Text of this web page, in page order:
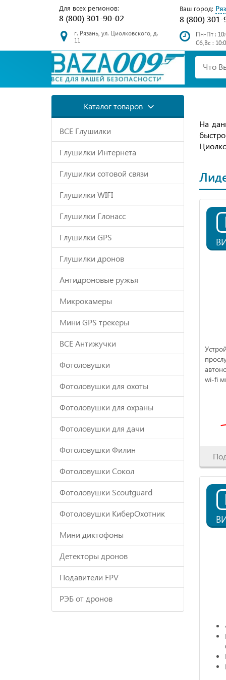
Для всех регионов:
8 (800) 301-90-02
Ваш город:
8 (800) 301-
г. Рязань, ул. Циолковского, д.
11
Пн-Пт :
Сб,Вс :
Каталог товаров
ВСЕ Глушилки
Глушилки Интернета
Глушилки сотовой связи
Глушилки WIFI
Глушилки Глонасс
Глушилки GPS
Глушилки дронов
Антидроновые ружья
Микрокамеры
Мини GPS трекеры
ВСЕ Антижучки
Фотоловушки
Фотоловушки для охоты
Фотоловушки для охраны
Фотоловушки для дачи
Фотоловушки Филин
Фотоловушки Сокол
Фотоловушки Scoutguard
Фотоловушки КиберОхотник
Мини диктофоны
Детекторы дронов
Подавители FPV
РЭБ от дронов
На
wi-fi